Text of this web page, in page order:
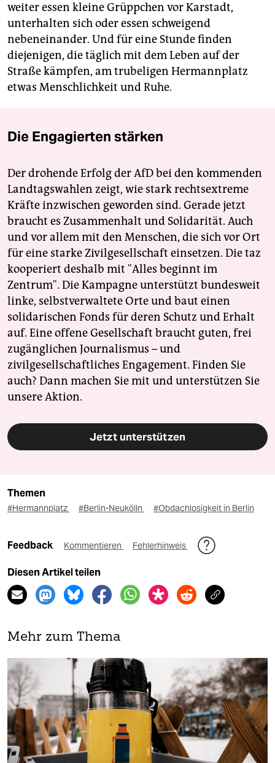
weiter essen kleine Grüppchen vor Karstadt,
unterhalten sich oder essen schweigend
nebeneinander. Und für eine Stunde finden
diejenigen, die täglich mit dem Leben auf der
Straße kämpfen, am trubeligen Hermannplatz
etwas Menschlichkeit und Ruhe.
Die Engagierten stärken
Der drohende Erfolg der AfD bei den kommenden
Landtagswahlen zeigt, wie stark rechtsextreme
Kräfte inzwischen geworden sind. Gerade jetzt
braucht es Zusammenhalt und Solidarität. Auch
und vor allem mit den Menschen, die sich vor Ort
für eine starke Zivilgesellschaft einsetzen. Die taz
kooperiert deshalb mit "Alles beginnt im
Zentrum". Die Kampagne unterstützt bundesweit
linke, selbstverwaltete Orte und baut einen
solidarischen Fonds für deren Schutz und Erhalt
auf. Eine offene Gesellschaft braucht guten, frei
zugänglichen Journalismus – und
zivilgesellschaftliches Engagement. Finden Sie
auch? Dann machen Sie mit und unterstützen Sie
unsere Aktion.
Jetzt unterstützen
Themen
#Hermannplatz #Berlin-Neukölln #Obdachlosigkeit in Berlin
Feedback Kommentieren Fehlerhinweis
Diesen Artikel teilen
Mehr zum Thema